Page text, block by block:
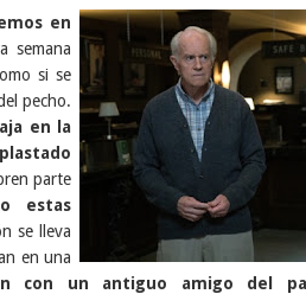
en
semana
si se
pecho.
en la
parte
estas
se lleva
en una
con un antiguo amigo del